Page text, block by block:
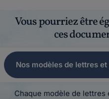
Vous pourriez être
ces
Nos modèles de lettres
Chaque modèle de